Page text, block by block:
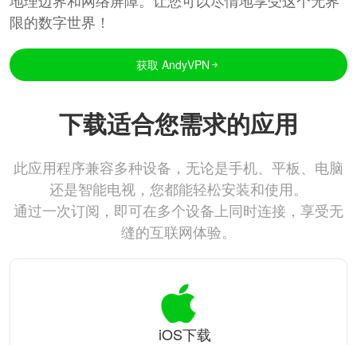
限的数字世界！
获取 AndyVPN
下载适合您需求的应用
此应用程序兼容多种设备，无论是手机、平板、电脑
还是智能电视，您都能轻松安装和使用。
通过一次订阅，即可在多个设备上同时连接，享受无
缝的互联网体验。
iOS下载